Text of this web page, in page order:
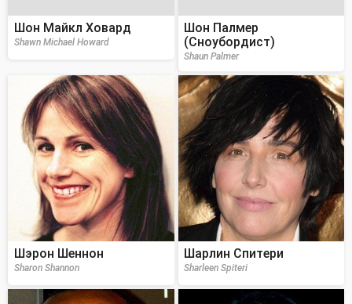
Шон Майкл Ховард
Shawn Michael Howard
Шон Палмер
(Сноубордист)
Shaun Palmer
Шэрон Шеннон
Sharon Shannon
Шарлин Спитери
Sharleen Spiteri